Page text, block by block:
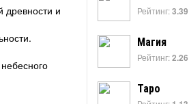
древности и
Рейтинг:3.39
Магия
Рейтинг:2.26
Таро